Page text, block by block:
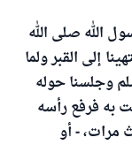
الله صلى الله
إلى القبر ولما
وجلسنا حوله
به فرفع رأسه
مرات، - أو